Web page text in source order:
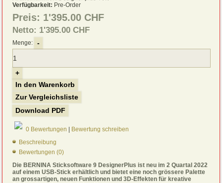
Verfügbarkeit: Pre-Order
Preis: 1'395.00 CHF
Netto: 1'395.00 CHF
Menge: -
+
In den Warenkorb
Zur Vergleichsliste
Download PDF
0 Bewertungen | Bewertung schreiben
Beschreibung
Bewertungen (0)
Die BERNINA Sticksoftware 9 DesignerPlus ist neu im 2 Quartal 2022
auf einem USB-Stick erhältlich und bietet eine noch grössere Palette
an grossartigen, neuen Funktionen und 3D-Effekten für kreative